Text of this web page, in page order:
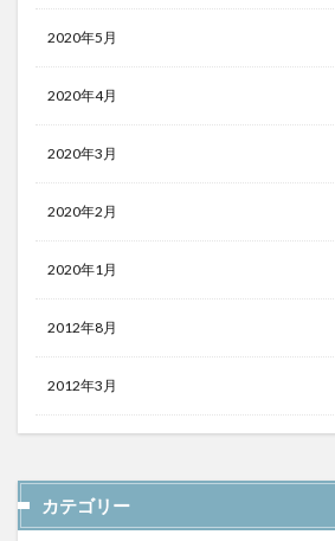
2020年5月
2020年4月
2020年3月
2020年2月
2020年1月
2012年8月
2012年3月
カテゴリー